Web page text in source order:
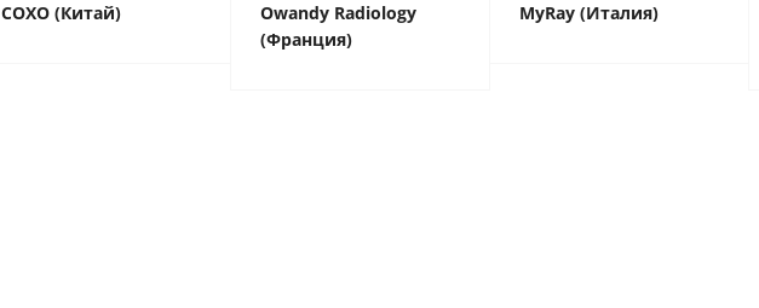
COXO (Китай)
Owandy Radiology
(Франция)
MyRay (Италия)